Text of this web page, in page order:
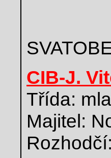
CIB-J.
Třída:
Majitel: